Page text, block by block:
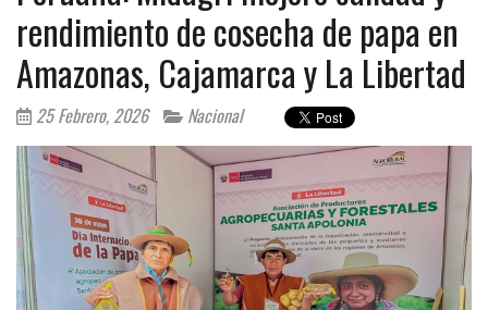
rendimiento de cosecha de papa en
Amazonas, Cajamarca y La Libertad
25 Febrero, 2026 Nacional